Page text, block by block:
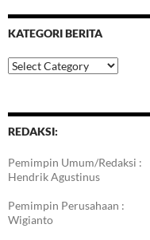
KATEGORI BERITA
Kategori
Berita
REDAKSI:
Pemimpin Umum/Redaksi :
Hendrik Agustinus
Pemimpin Perusahaan :
Wigianto